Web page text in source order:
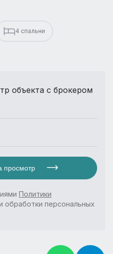
4 спальни
объекта с брокером
просмотр
Политики
обработки персональных